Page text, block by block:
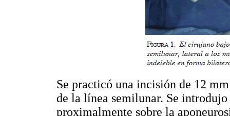
Se practicó una incisión de 12
de la línea semilunar. Se
proximalmente sobre la